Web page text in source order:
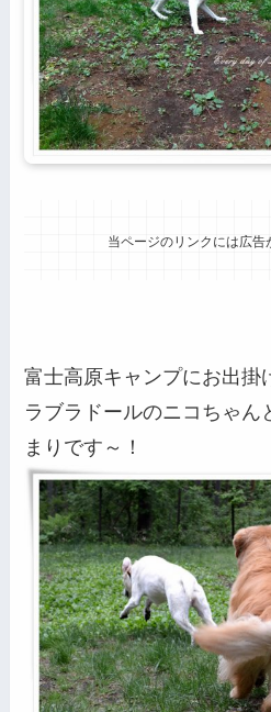
当ページのリンクには広告
富士高原キャンプにお出掛
ラブラドールのニコちゃん
まりです～！